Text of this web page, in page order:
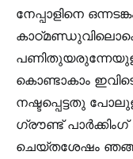
നേപ്പാളിനെ
കൊണ്ടാകാം
നഷ്ടപ്പെട്ടതു
ഗ്രൗണ്ട്
ചെയ്തശേഷം